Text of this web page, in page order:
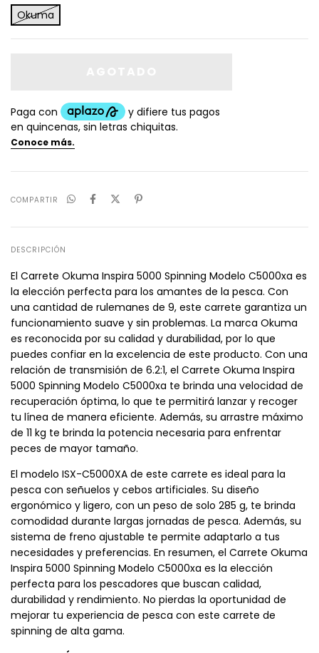
MARCA:OKUMA
Okuma
El Carrete Okuma Inspira 5000 Spinning Modelo C5000xa es
la elección perfecta para los amantes de la pesca. Con
una cantidad de rulemanes de 9, este carrete garantiza un
funcionamiento suave y sin problemas. La marca Okuma
es reconocida por su calidad y durabilidad, por lo que
puedes confiar en la excelencia de este producto. Con una
relación de transmisión de 6.2:1, el Carrete Okuma Inspira
5000 Spinning Modelo C5000xa te brinda una velocidad de
recuperación óptima, lo que te permitirá lanzar y recoger
tu línea de manera eficiente. Además, su arrastre máximo
de 11 kg te brinda la potencia necesaria para enfrentar
El modelo ISX-C5000XA de este carrete es ideal para la
pesca con señuelos y cebos artificiales. Su diseño
ergonómico y ligero, con un peso de solo 285 g, te brinda
comodidad durante largas jornadas de pesca. Además, su
sistema de freno ajustable te permite adaptarlo a tus
necesidades y preferencias. En resumen, el Carrete Okuma
Inspira 5000 Spinning Modelo C5000xa es la elección
perfecta para los pescadores que buscan calidad,
durabilidad y rendimiento. No pierdas la oportunidad de
mejorar tu experiencia de pesca con este carrete de